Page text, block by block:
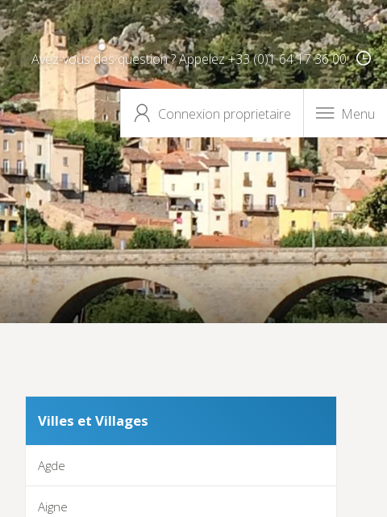
Avez-vous des question ? Appelez +33 (0)1 64 17 36 00
Connexion proprietaire Menu
Villes et Villages
Agde
Aigne